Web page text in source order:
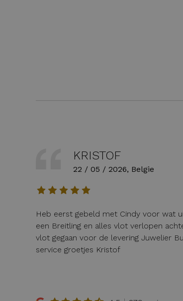
KRISTOF
22 / 05 / 2026, Belgie
Heb eerst gebeld met Cindy voor wat
een Breitling en alles vlot verlopen
vlot gegaan voor de levering Juwelier
service groetjes Kristof